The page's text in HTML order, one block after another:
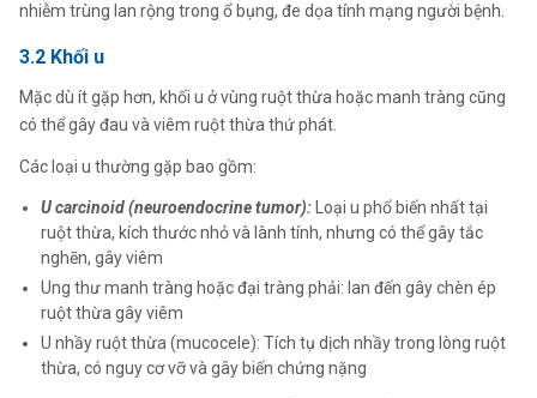
nhiễm trùng lan rộng trong ổ bụng, đe dọa tính mạng người bệnh.
3.2 Khối u
Mặc dù ít gặp hơn, khối u ở vùng ruột thừa hoặc manh tràng cũng
có thể gây đau và viêm ruột thừa thứ phát.
Các loại u thường gặp bao gồm:
U carcinoid (neuroendocrine tumor): Loại u phổ biến nhất tại
ruột thừa, kích thước nhỏ và lành tính, nhưng có thể gây tắc
nghẽn, gây viêm
Ung thư manh tràng hoặc đại tràng phải: lan đến gây chèn ép
ruột thừa gây viêm
U nhầy ruột thừa (mucocele): Tích tụ dịch nhầy trong lòng ruột
thừa, có nguy cơ vỡ và gây biến chứng nặng